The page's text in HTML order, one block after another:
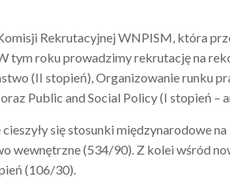
Rekrutacyjnej WNPISM, która
tym roku prowadzimy rekrutację na
(II stopień), Organizowanie runku
Public and Social Policy (I stopień –
się stosunki międzynarodowe
wewnętrzne (534/90). Z kolei wśród
(106/30).